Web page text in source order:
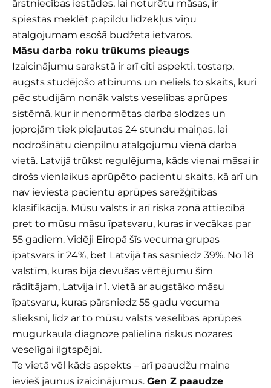
ārstniecības iestādes, lai noturētu māsas, ir
spiestas meklēt papildu līdzekļus viņu
atalgojumam esošā budžeta ietvaros.
Māsu darba roku trūkums pieaugs
Izaicinājumu sarakstā ir arī citi aspekti, tostarp,
augsts studējošo atbirums un neliels to skaits, kuri
pēc studijām nonāk valsts veselības aprūpes
sistēmā, kur ir nenormētas darba slodzes un
joprojām tiek pieļautas 24 stundu maiņas, lai
nodrošinātu cieņpilnu atalgojumu vienā darba
vietā. Latvijā trūkst regulējuma, kāds vienai māsai ir
drošs vienlaikus aprūpēto pacientu skaits, kā arī un
nav ieviesta pacientu aprūpes sarežģītības
klasifikācija. Mūsu valsts ir arī riska zonā attiecībā
pret to mūsu māsu īpatsvaru, kuras ir vecākas par
55 gadiem. Vidēji Eiropā šīs vecuma grupas
īpatsvars ir 24%, bet Latvijā tas sasniedz 39%. No 18
valstīm, kuras bija devušas vērtējumu šim
rādītājam, Latvija ir 1. vietā ar augstāko māsu
īpatsvaru, kuras pārsniedz 55 gadu vecuma
slieksni, līdz ar to mūsu valsts veselības aprūpes
mugurkaula diagnoze palielina riskus nozares
veselīgai ilgtspējai.
Te vietā vēl kāds aspekts – arī paaudžu maiņa
ievieš jaunus izaicinājumus. Gen Z paaudze